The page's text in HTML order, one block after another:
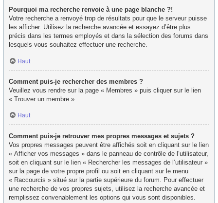
Pourquoi ma recherche renvoie à une page blanche ?!
Votre recherche a renvoyé trop de résultats pour que le serveur puisse
les afficher. Utilisez la recherche avancée et essayez d’être plus
précis dans les termes employés et dans la sélection des forums dans
lesquels vous souhaitez effectuer une recherche.
Haut
Comment puis-je rechercher des membres ?
Veuillez vous rendre sur la page « Membres » puis cliquer sur le lien
« Trouver un membre ».
Haut
Comment puis-je retrouver mes propres messages et sujets ?
Vos propres messages peuvent être affichés soit en cliquant sur le lien
« Afficher vos messages » dans le panneau de contrôle de l’utilisateur,
soit en cliquant sur le lien « Rechercher les messages de l’utilisateur »
sur la page de votre propre profil ou soit en cliquant sur le menu
« Raccourcis » situé sur la partie supérieure du forum. Pour effectuer
une recherche de vos propres sujets, utilisez la recherche avancée et
remplissez convenablement les options qui vous sont disponibles.